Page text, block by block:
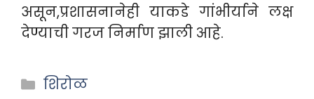
असून,प्रशासनानेही याकडे गांभीर्याने लक्ष
देण्याची गरज निर्माण झाली आहे.
Categories
शिरोळ